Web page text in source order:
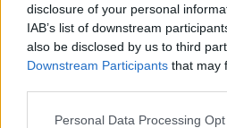
disclosure of your personal
IAB’s list of downstream
also be disclosed by us to third
Downstream Participants that may
Personal Data Processing